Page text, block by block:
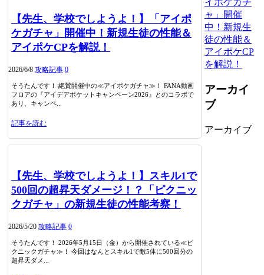
【先生、学校でしようよ！】「アイポ
ケガチャ」開催中！新規生徒の性能＆
アイポケCPを解説！
2026/6/8 攻略記事 0
そうたんです！ 絶賛開催中の≪アイポケガチャ≫！ FANA動画
フロアの『アイデアポケットキャンペーン2026』とのコラボで
あり、キャンペ...
記事を読む
【先生、学校でしようよ！】スキル1で
500回の超昇天ダメージ！？「ピクニッ
クガチャ」の新規生徒の性能考察！
2026/5/20 攻略記事 0
そうたんです！ 2026年5月15日（金）から開催されている≪ピ
クニックガチャ≫！ 今回はなんとスキル1で敵5体に500回分の
超昇天ダメ...
イポケガチ
ャ」開催
中！新規生
徒の性能＆
アイポケCP
を解説！
アーカイ
ブ
アーカイブ